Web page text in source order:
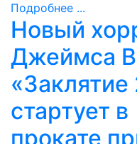
Подробнее ...
Новый
Джеймса
«Заклятие
стартует в
прокате